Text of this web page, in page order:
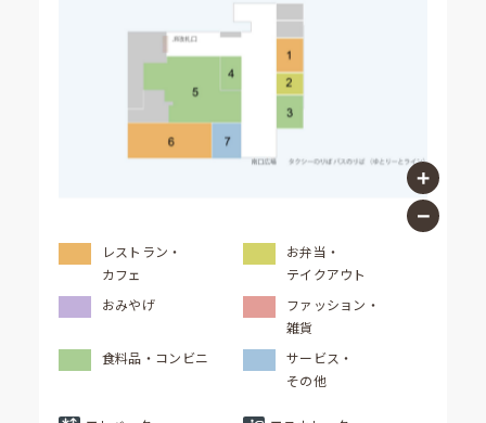
レストラン・
カフェ
お弁当・
テイクアウト
おみやげ
ファッション・
雑貨
食料品・コンビニ
サービス・
その他